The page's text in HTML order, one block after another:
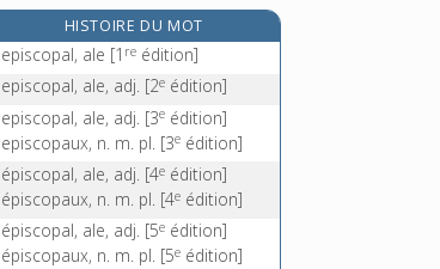
épisode, n. m.
épisodier, v. tr.[2eédition]
épisodique, adj.
épisodiquement, adv.
épispastique, adj. [8 édition]
HISTOIRE DU MOT
episcopal, ale [1 re édition]
episcopal, ale, adj. [2e édition]
episcopal, ale, adj. [3e édition]
episcopaux, n. m. pl. [3e édition]
épiscopal, ale, adj. [4e édition]
épiscopaux, n. m. pl. [4e édition]
épiscopal, ale, adj. [5e édition]
épiscopaux, n. m. pl. [5e édition]